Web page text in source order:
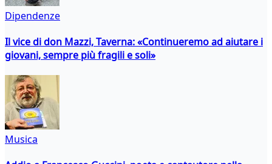
Dipendenze
Il vice di don Mazzi, Taverna: «Continueremo ad aiutare i
giovani, sempre più fragili e soli»
Musica